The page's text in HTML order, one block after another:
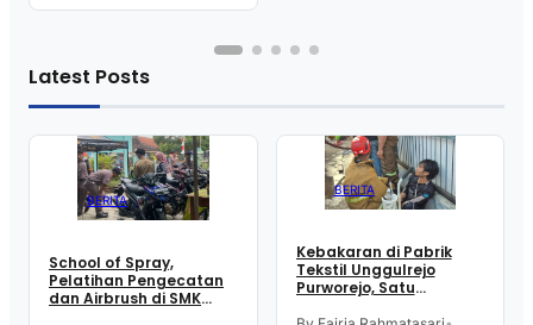
Latest Posts
BERITA
School of Spray,
Pelatihan Pengecatan
dan Airbrush di SMK
BERITA
Kebakaran di Pabrik
Tekstil Unggulrejo
Purworejo, Satu